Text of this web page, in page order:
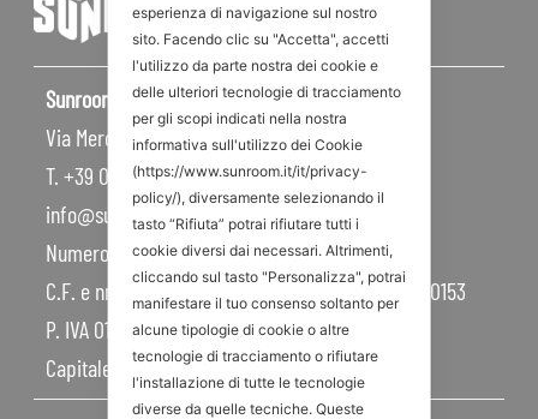
Sunroom S.p.A – Sede Legale
Via Mercadante, 10 – 47841 Cattolica RN – Italy
T. +39 0541 834011
info@sunroom.it
Numero REA RN – 225109
C.F. e nr. iscrizione al Registro Imprese 07879990153
P. IVA 01968830404
Capitale Sociale 450.000,00 I.V.
esperienza di navigazione sul nostro
sito. Facendo clic su "Accetta", accetti
l'utilizzo da parte nostra dei cookie e
delle ulteriori tecnologie di tracciamento
per gli scopi indicati nella nostra
informativa sull'utilizzo dei Cookie
(https://www.sunroom.it/it/privacy-
policy/), diversamente selezionando il
tasto “Rifiuta” potrai rifiutare tutti i
cookie diversi dai necessari. Altrimenti,
cliccando sul tasto "Personalizza", potrai
manifestare il tuo consenso soltanto per
alcune tipologie di cookie o altre
tecnologie di tracciamento o rifiutare
l'installazione di tutte le tecnologie
diverse da quelle tecniche. Queste